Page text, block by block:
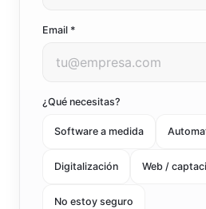
Email *
¿Qué necesitas?
Software a medida
Digitalización Web /
No estoy seguro